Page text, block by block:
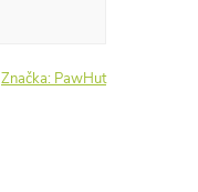
Značka: PawHut